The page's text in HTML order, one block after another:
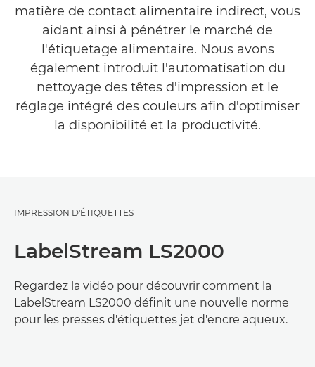
matière de contact alimentaire indirect, vous
aidant ainsi à pénétrer le marché de
l'étiquetage alimentaire. Nous avons
également introduit l'automatisation du
nettoyage des têtes d'impression et le
réglage intégré des couleurs afin d'optimiser
la disponibilité et la productivité.
IMPRESSION D'ÉTIQUETTES
LabelStream LS2000
Regardez la vidéo pour découvrir comment la
LabelStream LS2000 définit une nouvelle norme
pour les presses d'étiquettes jet d'encre aqueux.